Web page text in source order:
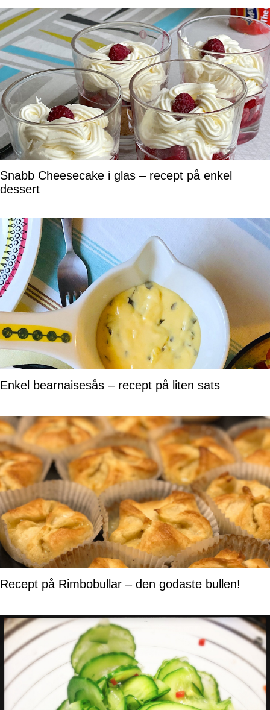
Snabb Cheesecake i glas – recept på enkel
dessert
Enkel bearnaisesås – recept på liten sats
Recept på Rimbobullar – den godaste bullen!